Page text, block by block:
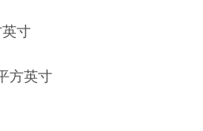
英寸
方英寸